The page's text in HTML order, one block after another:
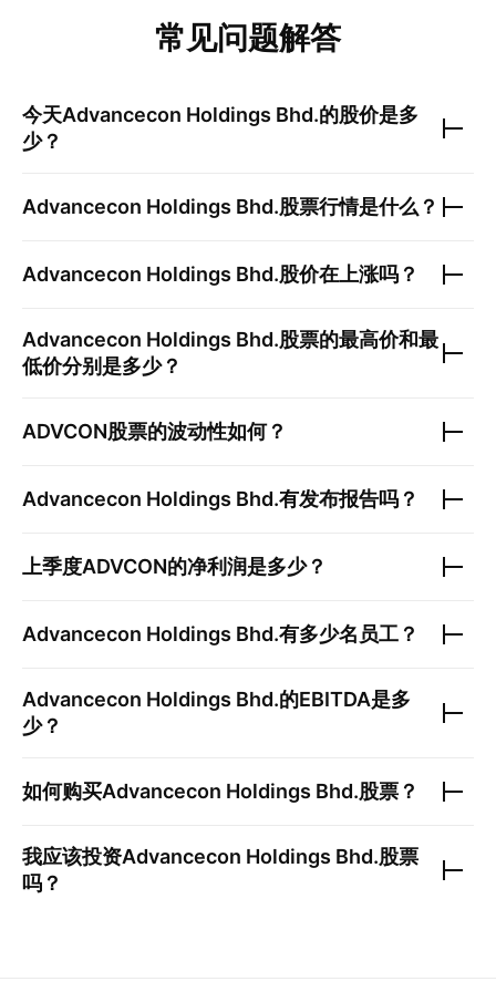
常见问题解答
今天Advancecon Holdings Bhd.的股价是多
少？
Advancecon Holdings Bhd.股票行情是什么？
Advancecon Holdings Bhd.股价在上涨吗？
Advancecon Holdings Bhd.股票的最高价和最
低价分别是多少？
ADVCON股票的波动性如何？
Advancecon Holdings Bhd.有发布报告吗？
上季度ADVCON的净利润是多少？
Advancecon Holdings Bhd.有多少名员工？
Advancecon Holdings Bhd.的EBITDA是多
少？
如何购买Advancecon Holdings Bhd.股票？
我应该投资Advancecon Holdings Bhd.股票
吗？